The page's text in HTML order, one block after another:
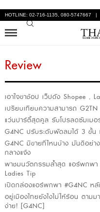
HOTLINE: 02-716-1135, 080-5747667 |
Review
เอาใจขาช้อป เว็ปดัง Shopee ,
เปรียบเทียบความสามารถ
แว่นปาร์ตี้สุดคูล รับโปรลดซัมเมอ
G4NC ปรับระดับพัดลมได้ 3 ขั้น
G4NC มีขายที่ไหนบ้าง มันดีอย่าง
กลางแจ้ง
พาชมนวัตกรรมล้ำสุด แอร์พกพ
Ladies Tip
เปิดกล่องแอร์พกพา #G4NC หลั
อยู่เมืองไทยยังไงไม่ให้ร้อน ตาม
ง่าย! [G4NC]